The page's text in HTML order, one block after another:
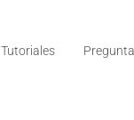
Tutoriales